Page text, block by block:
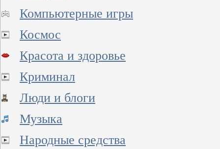
Компьютерные игры
Космос
Красота и здоровье
Криминал
Люди и блоги
Музыка
Народные средства